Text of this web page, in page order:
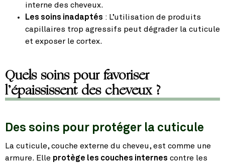
interne des cheveux.
Les soins inadaptés : L’utilisation de produits
capillaires trop agressifs peut dégrader la cuticule
et exposer le cortex.
Quels soins pour favoriser
l’épaississent des cheveux ?
Des soins pour protéger la cuticule
La cuticule, couche externe du cheveu, est comme une
armure. Elle protège les couches internes contre les